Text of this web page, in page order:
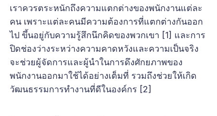
เราควรตระหนักถึงความแตกต่างของพนักงานแต่ละ
คน เพราะแต่ละคนมีความต้องการที่แตกต่างกันออก
ไป ขึ้นอยู่กับความรู้สึกนึกคิดของพวกเขา [1] และการ
ปิดช่องว่างระหว่างความคาดหวังและความเป็นจริง
จะช่วยผู้จัดการและผู้นำในการดึงศักยภาพของ
พนักงานออกมาใช้ได้อย่างเต็มที่ รวมถึงช่วยให้เกิด
วัฒนธรรมการทำงานที่ดีในองค์กร [2]